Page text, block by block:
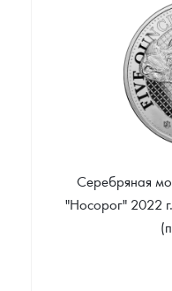
Серебряная
"Носорог" 2022